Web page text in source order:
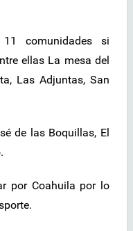
comunidades si
ellas La mesa del
Las Adjuntas, San
de las Boquillas, El
por Coahuila por lo